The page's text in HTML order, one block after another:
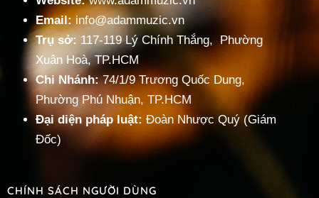
Email:info@adammuzic.vn
Trụ sở: 117-119 Lý Chính Thắng, Phường
Xuân Hoà, TP.HCM
Chi Nhánh:74/1/9 Trương Quốc Dung,
Phường Phú Nhuận, TP.HCM
Đại diện pháp luật: Đoàn Nhược Quý (Giám
Đốc)
CHÍNH SÁCH NGƯỜI DÙNG